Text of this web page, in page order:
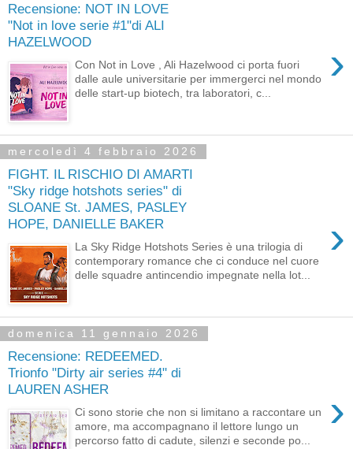
Recensione: NOT IN LOVE
"Not in love serie #1"di ALI
HAZELWOOD
›
Con Not in Love , Ali Hazelwood ci porta fuori
dalle aule universitarie per immergerci nel mondo
delle start-up biotech, tra laboratori, c...
mercoledì 4 febbraio 2026
FIGHT. IL RISCHIO DI AMARTI
"Sky ridge hotshots series" di
SLOANE St. JAMES, PASLEY
HOPE, DANIELLE BAKER
›
La Sky Ridge Hotshots Series è una trilogia di
contemporary romance che ci conduce nel cuore
delle squadre antincendio impegnate nella lot...
domenica 11 gennaio 2026
Recensione: REDEEMED.
Trionfo "Dirty air series #4" di
LAUREN ASHER
›
Ci sono storie che non si limitano a raccontare un
amore, ma accompagnano il lettore lungo un
percorso fatto di cadute, silenzi e seconde po...